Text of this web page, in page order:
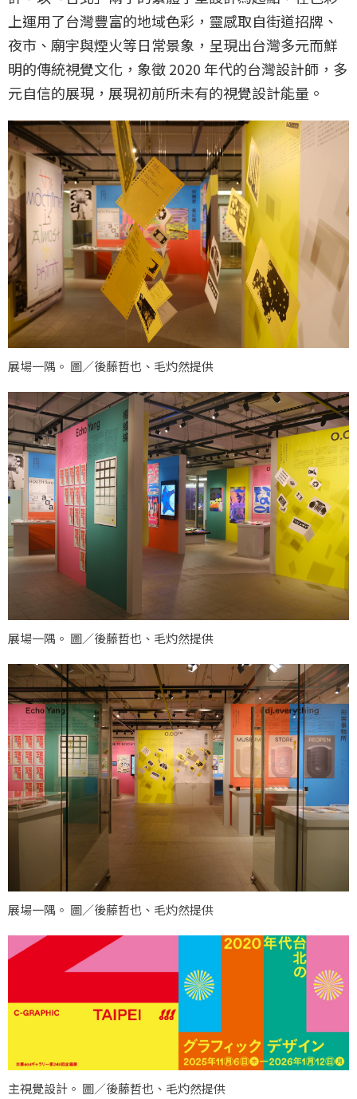
上運用了台灣豐富的地域色彩，靈感取自街道招牌、
夜市、廟宇與煙火等日常景象，呈現出台灣多元而鮮
明的傳統視覺文化，象徵 2020 年代的台灣設計師，多
元自信的展現，展現初前所未有的視覺設計能量。
展場一隅。 圖／後藤哲也、毛灼然提供
展場一隅。 圖／後藤哲也、毛灼然提供
展場一隅。 圖／後藤哲也、毛灼然提供
主視覺設計。 圖／後藤哲也、毛灼然提供